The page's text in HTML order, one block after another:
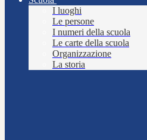
I luoghi
Le persone
I numeri della scuola
Le carte della scuola
Organizzazione
La storia